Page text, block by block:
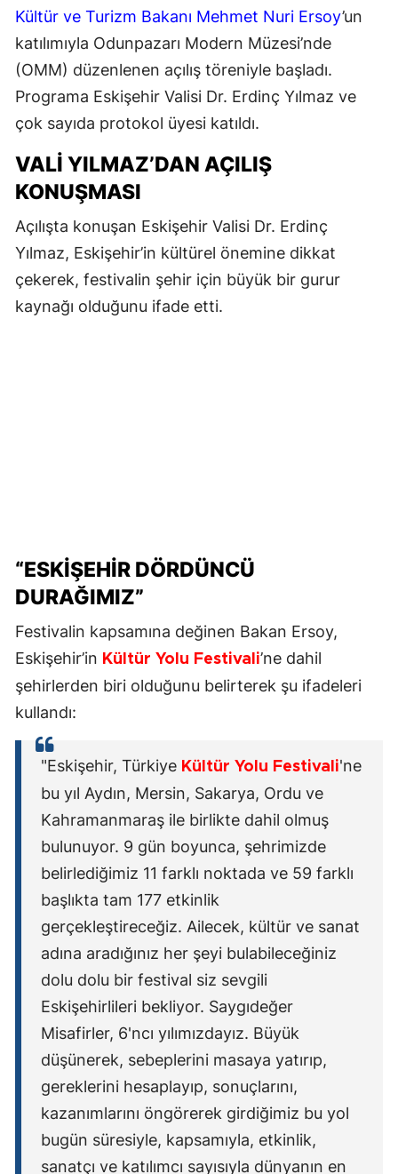
Kültür ve Turizm Bakanı Mehmet Nuri Ersoy’un
katılımıyla Odunpazarı Modern Müzesi’nde
(OMM) düzenlenen açılış töreniyle başladı.
Programa Eskişehir Valisi Dr. Erdinç Yılmaz ve
çok sayıda protokol üyesi katıldı.
VALİ YILMAZ’DAN AÇILIŞ
KONUŞMASI
Açılışta konuşan Eskişehir Valisi Dr. Erdinç
Yılmaz, Eskişehir’in kültürel önemine dikkat
çekerek, festivalin şehir için büyük bir gurur
kaynağı olduğunu ifade etti.
“ESKİŞEHİR DÖRDÜNCÜ
DURAĞIMIZ”
Festivalin kapsamına değinen Bakan Ersoy,
Eskişehir’in Kültür Yolu Festivali’ne dahil
şehirlerden biri olduğunu belirterek şu ifadeleri
kullandı:
"Eskişehir, Türkiye Kültür Yolu Festivali'ne
bu yıl Aydın, Mersin, Sakarya, Ordu ve
Kahramanmaraş ile birlikte dahil olmuş
bulunuyor. 9 gün boyunca, şehrimizde
belirlediğimiz 11 farklı noktada ve 59 farklı
başlıkta tam 177 etkinlik
gerçekleştireceğiz. Ailecek, kültür ve sanat
adına aradığınız her şeyi bulabileceğiniz
dolu dolu bir festival siz sevgili
Eskişehirlileri bekliyor. Saygıdeğer
Misafirler, 6'ncı yılımızdayız. Büyük
düşünerek, sebeplerini masaya yatırıp,
gereklerini hesaplayıp, sonuçlarını,
kazanımlarını öngörerek girdiğimiz bu yol
bugün süresiyle, kapsamıyla, etkinlik,
sanatçı ve katılımcı sayısıyla dünyanın en